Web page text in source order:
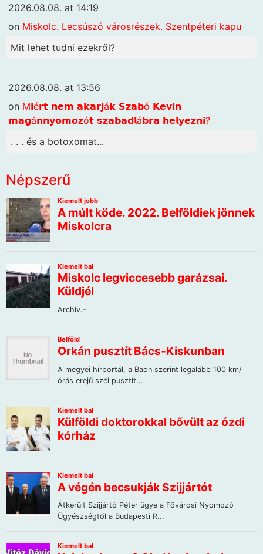
2026.08.08. at 14:19
on Miskolc. Lecsúszó városrészek. Szentpéteri kapu
Mit lehet tudni ezekről?
2026.08.08. at 13:56
on M𝗶é𝗿𝘁 𝗻𝗲𝗺 𝗮𝗸𝗮𝗿𝗷á𝗸 𝗦𝘇𝗮𝗯ó 𝗞𝗲𝘃𝗶𝗻
𝗺𝗮𝗴á𝗻𝗻𝘆𝗼𝗺𝗼𝘇ó𝘁 𝘀𝘇𝗮𝗯𝗮𝗱𝗹á𝗯𝗿𝗮 𝗵𝗲𝗹𝘆𝗲𝘇𝗻𝗶?
. . . és a botoxomat...
Népszerű